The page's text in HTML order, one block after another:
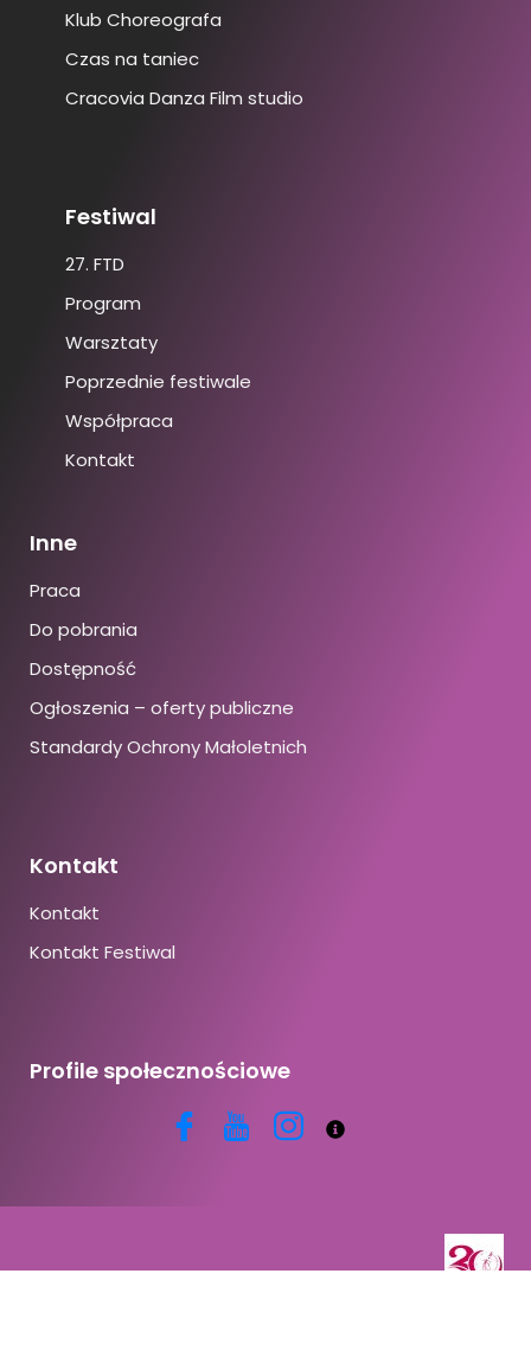
Klub Choreografa
Czas na taniec
Cracovia Danza Film studio
Festiwal
27. FTD
Program
Warsztaty
Poprzednie festiwale
Współpraca
Kontakt
Inne
Praca
Do pobrania
Dostępność
Ogłoszenia – oferty publiczne
Standardy Ochrony Małoletnich
Kontakt
Kontakt
Kontakt Festiwal
Profile społecznościowe